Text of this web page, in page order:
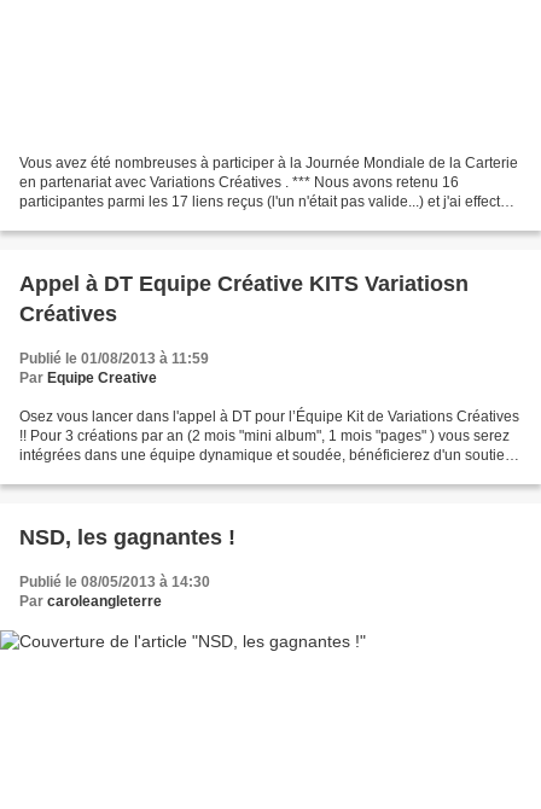
Vous avez été nombreuses à participer à la Journée Mondiale de la Carterie
en partenariat avec Variations Créatives . *** Nous avons retenu 16
participantes parmi les 17 liens reçus (l'un n'était pas valide...) et j'ai effectué
Appel à DT Equipe Créative KITS Variatiosn
Créatives
Publié le 01/08/2013 à 11:59
Par Equipe Creative
Osez vous lancer dans l'appel à DT pour l’Équipe Kit de Variations Créatives
!! Pour 3 créations par an (2 mois "mini album", 1 mois "pages" ) vous serez
intégrées dans une équipe dynamique et soudée, bénéficierez d'un soutien
NSD, les gagnantes !
Publié le 08/05/2013 à 14:30
Par caroleangleterre